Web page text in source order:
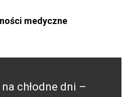
medyczne
chłodne dni –